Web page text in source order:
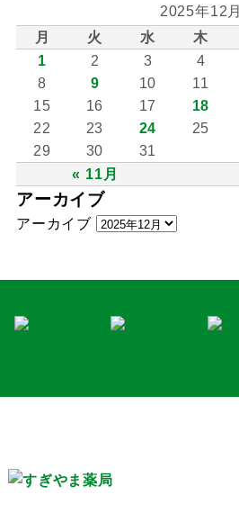
2025年12月
月
火 水 木
« 11月
1 2 3 4
8
9 10 11
15
16 17 18
22
23 24 25
29
30 31
アーカイブ
アーカイブ